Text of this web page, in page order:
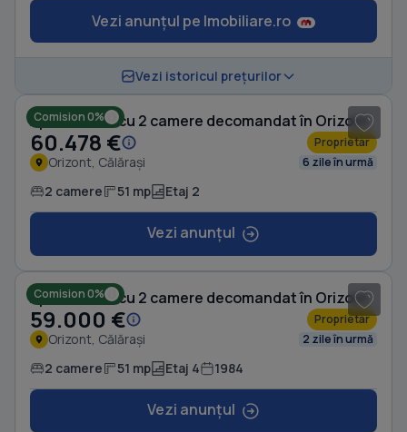
Vezi anunțul pe Imobiliare.ro
Vezi istoricul prețurilor
Comision 0%
Apartament cu 2 camere decomandat în Orizont
60.478 € Proprietar
Orizont, Călărași 6 zile în urmă
2 camere 51 mp Etaj 2
Vezi anunțul
Comision 0%
Apartament cu 2 camere decomandat în Orizont
59.000 € Proprietar
Orizont, Călărași 2 zile în urmă
2 camere 51 mp Etaj 4 1984
Vezi anunțul